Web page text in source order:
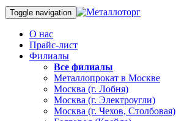
Toggle navigation
О нас
Прайс-лист
Филиалы
Все филиалы
Металлопрокат в Москве
Москва (г. Лобня)
Москва (г. Электроугли)
Москва (г. Чехов, Столбовая)